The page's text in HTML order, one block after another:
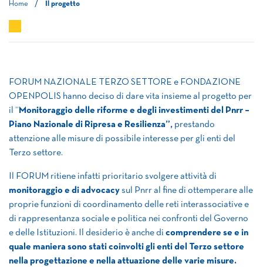
Home / Il progetto
FORUM NAZIONALE TERZO SETTORE e FONDAZIONE
OPENPOLIS hanno deciso di dare vita insieme al progetto per
il “ Monitoraggio delle riforme e degli investimenti del Pnrr –
Piano Nazionale di Ripresa e Resilienza”, prestando
attenzione alle misure di possibile interesse per gli enti del
Terzo settore.
Il FORUM ritiene infatti prioritario svolgere attività di
monitoraggio e di advocacy sul Pnrr al fine di ottemperare alle
proprie funzioni di coordinamento delle reti interassociative e
di rappresentanza sociale e politica nei confronti del Governo
e delle Istituzioni. Il desiderio è anche di comprendere se e in
quale maniera sono stati coinvolti gli enti del Terzo settore
nella progettazione e nella attuazione delle varie misure.